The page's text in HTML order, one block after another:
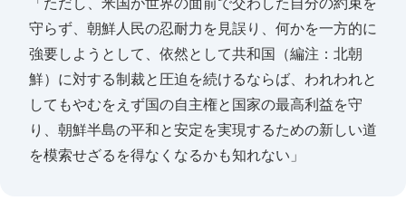
守らず、朝鮮人民の忍耐力を見誤り、何かを一方的に
強要しようとして、依然として共和国（編注：北朝
鮮）に対する制裁と圧迫を続けるならば、われわれと
してもやむをえず国の自主権と国家の最高利益を守
り、朝鮮半島の平和と安定を実現するための新しい道
を模索せざるを得なくなるかも知れない」